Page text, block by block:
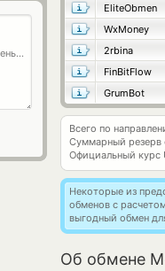
EliteObmen
WxMoney
2rbina
FinBitFlow
GrumBot
Всего по
Суммарный резерв
Официальный курс
Некоторые из
обменов с
выгодный обмен
Об обмене